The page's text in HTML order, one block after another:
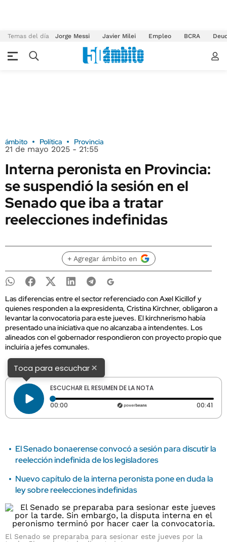
Temas del día Jorge Messi Javier Milei Empleo BCRA
ámbito Política Provincia
21 de mayo 2025 - 21:55
Interna peronista en Provincia:
se suspendió la sesión en el
Senado que iba a tratar
reelecciones indefinidas
+ Agregar ámbito en
Las diferencias entre el sector referenciado con Axel Kicillof y
quienes responden a la expresidenta, Cristina Kirchner, obligaron a
levantar la convocatoria para este jueves. El kirchnerismo había
presentado una iniciativa que no alcanzaba a intendentes. Los
alineados con el gobernador respondieron con proyecto propio que
incluiría a jefes comunales.
Toca para escuchar×
ESCUCHAR EL RESUMEN DE LA NOTA
00:00 Tiempo transcurrido: 0 segundos 00:41
El Senado bonaerense convocó a sesión para discutir la
reelección indefinida de los legisladores
Nuevo capítulo de la interna peronista pone en duda la
ley sobre reelecciones indefinidas
El Senado se preparaba para sesionar este jueves por la